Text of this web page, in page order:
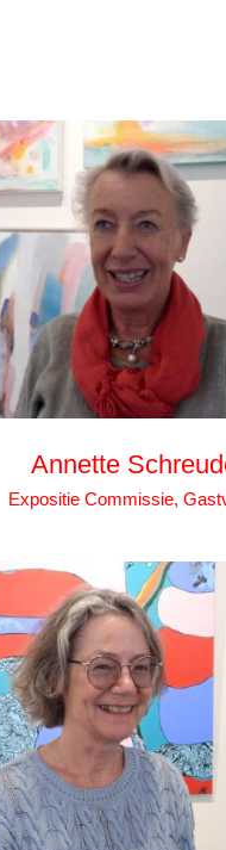
Annette
Expositie Commissie,